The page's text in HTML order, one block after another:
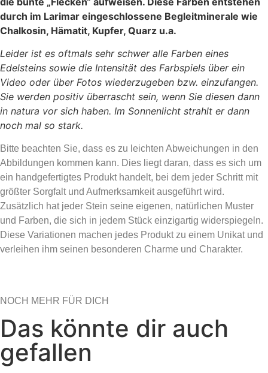
durch im Larimar eingeschlossene Begleitminerale wie
Chalkosin, Hämatit, Kupfer, Quarz u.a.
Leider ist es oftmals sehr schwer alle Farben eines
Edelsteins sowie die Intensität des Farbspiels über ein
Video oder über Fotos wiederzugeben bzw. einzufangen.
Sie werden positiv überrascht sein, wenn Sie diesen dann
in natura vor sich haben. Im Sonnenlicht strahlt er dann
noch mal so stark.
Bitte beachten Sie, dass es zu leichten Abweichungen in den
Abbildungen kommen kann. Dies liegt daran, dass es sich um
ein handgefertigtes Produkt handelt, bei dem jeder Schritt mit
größter Sorgfalt und Aufmerksamkeit ausgeführt wird.
Zusätzlich hat jeder Stein seine eigenen, natürlichen Muster
und Farben, die sich in jedem Stück einzigartig widerspiegeln.
Diese Variationen machen jedes Produkt zu einem Unikat und
verleihen ihm seinen besonderen Charme und Charakter.
NOCH MEHR FÜR DICH
Das könnte dir auch
gefallen